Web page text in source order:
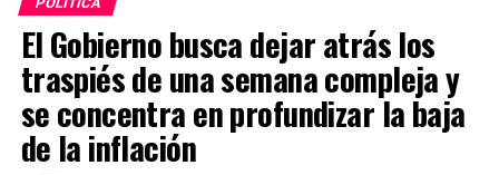
El Gobierno busca dejar atrás los
traspiés de una semana compleja y
se concentra en profundizar la baja
de la inflación